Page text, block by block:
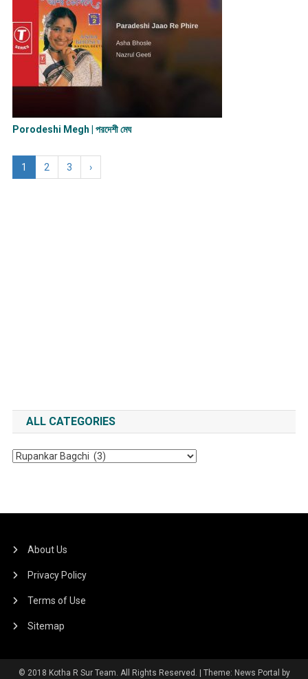
Porodeshi Megh | পরদেশী মেঘ
1 2 3 ›
ALL CATEGORIES
All
About Us
Privacy Policy
Terms of Use
Sitemap
© 2018 Kotha R Sur Team. All Rights Reserved. Theme: News Portal by